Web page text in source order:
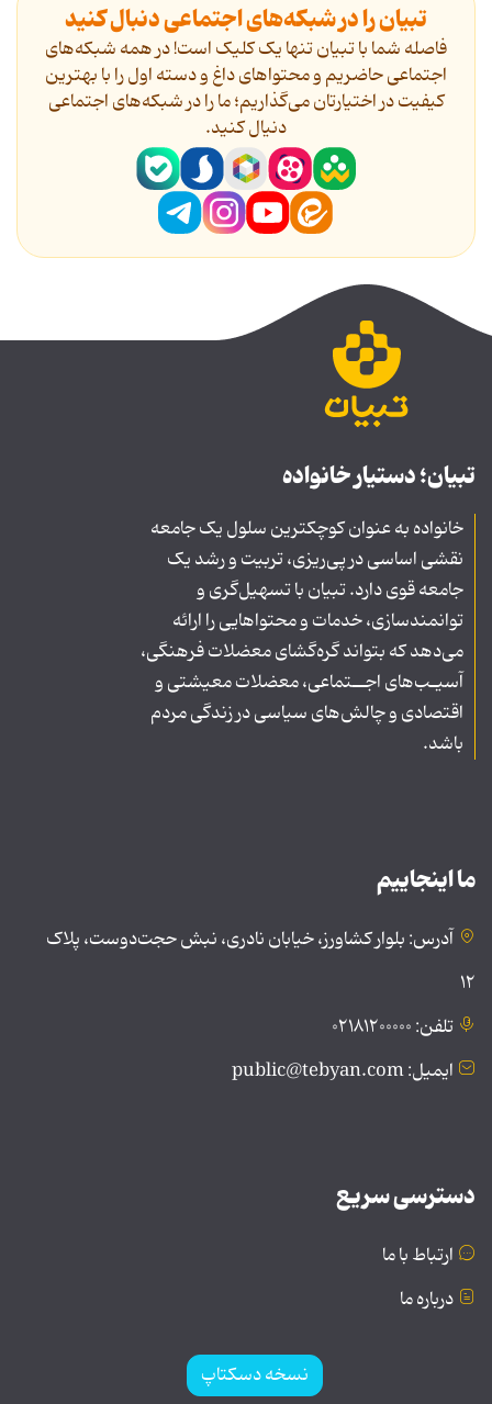
تبیان را در شبکه‌های اجتماعی دنبال کنید
فاصله شما با تبیان تنها یک کلیک است! در همه شبکه‌های
اجتماعی حاضریم و محتواهای داغ و دسته اول را با بهترین
کیفیت در اختیارتان می‌گذاریم؛ ما را در شبکه‌های اجتماعی
دنیال کنید.
تبیان؛ دستیار خانواده
خانواده به عنوان کوچکترین سلول یک جامعه
نقشی اساسی در پی‌ریزی، تربیت و رشد یک
جامعه قوی دارد. تبیان با تسهیل‌گری و
توانمندسازی، خدمات و محتواهایی را ارائه
می‌دهد که بتواند گره‌گشای معضلات فرهنگی،
آسیـب‌های اجــتماعی، معضلات معیشتی و
اقتصادی و چالش‌های سیاسی در زندگی مردم
باشد.
ما اینجاییم
آدرس: بلوار کشاورز، خیابان نادری، نبش حجت‌دوست، پلاک
۱۲
تلفن: ۰۲۱۸۱۲۰۰۰۰۰
ایمیل: public@tebyan.com
دسترسی سریع
ارتباط با ما
درباره ما
نسخه دسکتاپ